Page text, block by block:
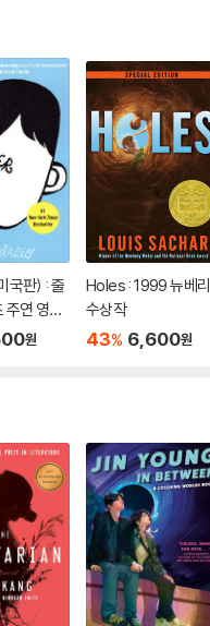
국판) : 줄
주연 영화
설원
Holes : 1999 뉴베리
수상작
43% 6,600원